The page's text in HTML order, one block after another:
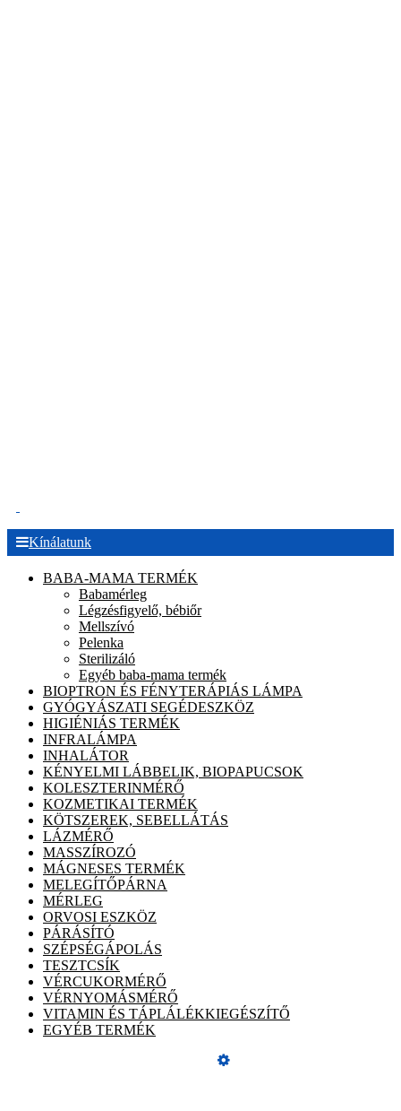
Kínálatunk
BABA-MAMA TERMÉK
Babamérleg
Légzésfigyelő, bébiőr
Mellszívó
Pelenka
Sterilizáló
Egyéb baba-mama termék
BIOPTRON ÉS FÉNYTERÁPIÁS LÁMPA
GYÓGYÁSZATI SEGÉDESZKÖZ
HIGIÉNIÁS TERMÉK
INFRALÁMPA
INHALÁTOR
KÉNYELMI LÁBBELIK, BIOPAPUCSOK
KOLESZTERINMÉRŐ
KOZMETIKAI TERMÉK
KÖTSZEREK, SEBELLÁTÁS
LÁZMÉRŐ
MASSZÍROZÓ
MÁGNESES TERMÉK
MELEGÍTŐPÁRNA
MÉRLEG
ORVOSI ESZKÖZ
PÁRÁSÍTÓ
SZÉPSÉGÁPOLÁS
TESZTCSÍK
VÉRCUKORMÉRŐ
VÉRNYOMÁSMÉRŐ
VITAMIN ÉS TÁPLÁLÉKKIEGÉSZÍTŐ
EGYÉB TERMÉK